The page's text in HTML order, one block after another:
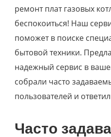
ремонт плат газовых
беспокоиться! Наш
поможет в поиске
бытовой техники.
надежный сервис в
собрали часто
пользователей и
Часто